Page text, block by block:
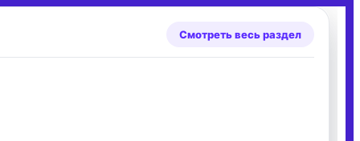
Смотреть весь раздел